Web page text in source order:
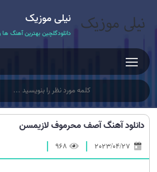
نیلی موزیک
دانلودگلچین بهترین آهنگ
دانلود آهنگ آصف محرموف لازیمسن
968